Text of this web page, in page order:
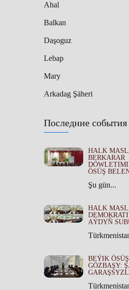
Ahal
Balkan
Daşoguz
Lebap
Mary
Arkadag Şäheri
Последние события
HALK
BERKARAR
ÖSÜŞ
Şu gün...
HALK
AÝDYŇ
BEÝIK
GÖZBAŞY: